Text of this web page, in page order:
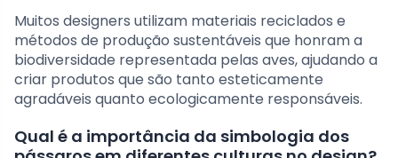
Muitos designers utilizam materiais reciclados e
métodos de produção sustentáveis que honram a
biodiversidade representada pelas aves, ajudando a
criar produtos que são tanto esteticamente
agradáveis quanto ecologicamente responsáveis.
Qual é a importância da simbologia dos